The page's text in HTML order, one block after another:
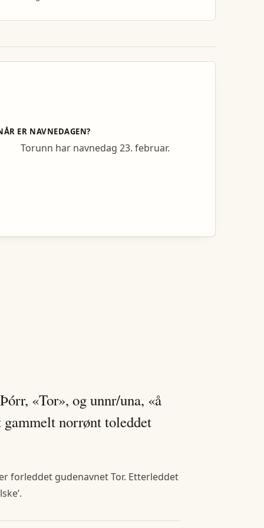
ER NAVNEDAGEN?
Torunn har navnedag 23. februar.
«Tor», og unnr/una, «å
norrønt toleddet
forleddet gudenavnet Tor. Etterleddet